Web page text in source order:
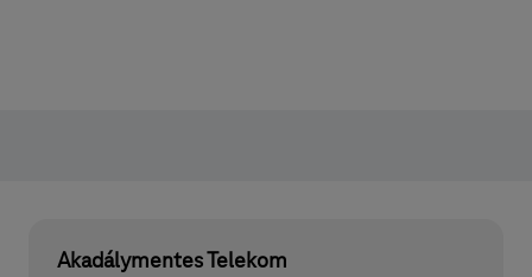
Akadálymentes Telekom